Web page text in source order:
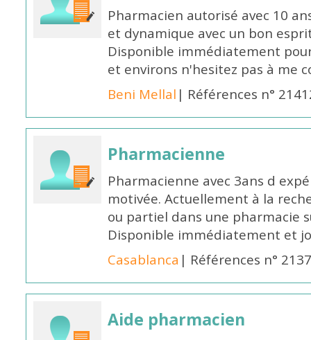
Pharmacien autorisé avec 10
et dynamique avec un bon
Disponible immédiatement
et environs n'hesitez pas à me
Beni Mellal | Références n°
Pharmacienne
Pharmacienne avec 3ans d
motivée. Actuellement à la
ou partiel dans une pharmacie
Disponible immédiatement et
Casablanca | Références n°
Aide pharmacien